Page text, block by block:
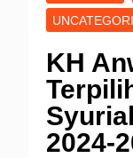
KH
2024-